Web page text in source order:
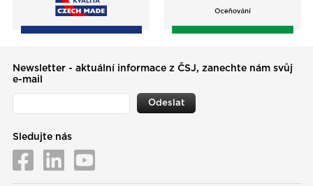
Newsletter - aktuální informace z ČSJ, zanechte nám svůj
e-mail
Odeslat
Sledujte nás